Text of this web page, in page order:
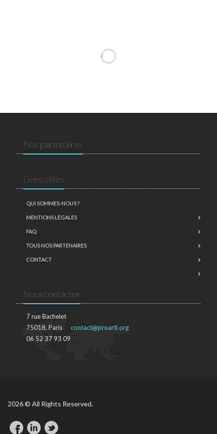
Nos partenaires
Liens utiles
QUI SOMMES-NOUS ?
MENTIONS LÉGALES
FAQ
TOUS NOS PARTENAIRES
CONTACT
Nous contacter
7 rue Bachelet
75018, Paris
06 52 37 93 09
contact@proarti.org
2026 © All Rights Reserved.